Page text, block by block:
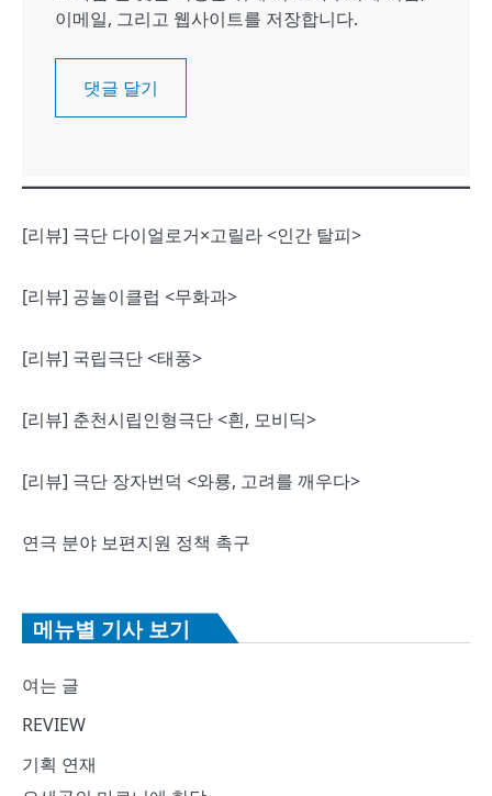
이메일, 그리고 웹사이트를 저장합니다.
[리뷰] 극단 다이얼로거×고릴라 <인간 탈피>
[리뷰] 공놀이클럽 <무화과>
[리뷰] 국립극단 <태풍>
[리뷰] 춘천시립인형극단 <흰, 모비딕>
[리뷰] 극단 장자번덕 <와룡, 고려를 깨우다>
연극 분야 보편지원 정책 촉구
메뉴별 기사 보기
여는 글
REVIEW
기획 연재